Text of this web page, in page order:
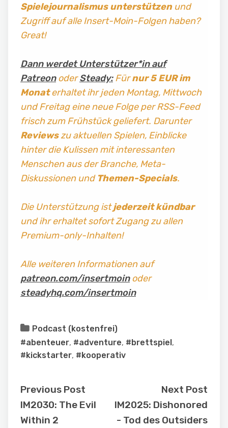
Spielejournalismus unterstützenund
Zugriff auf alle Insert-Moin-Folgen haben?
Great!
Dann werdet Unterstützer*in auf
PatreonoderSteady:Fürnur 5 EUR im
Monaterhaltet ihr jeden Montag, Mittwoch
und Freitag eine neue Folge per RSS-Feed
frisch zum Frühstück geliefert. Darunter
Reviewszu aktuellen Spielen, Einblicke
hinter die Kulissen mit interessanten
Menschen aus der Branche, Meta-
Diskussionen und Themen-Specials.
Die Unterstützung istjederzeit kündbar
und ihr erhaltet sofort Zugang zu allen
Premium-only-Inhalten!
Alle weiteren Informationen auf
patreon.com/insertmoinoder
steadyhq.com/insertmoin
Podcast (kostenfrei)
#abenteuer, #adventure, #brettspiel,
#kickstarter, #kooperativ
Previous Post
IM2030: The Evil
Within 2
Next Post
IM2025: Dishonored
- Tod des Outsiders